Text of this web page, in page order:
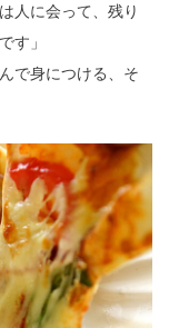
人に会って、残り
す」
で身につける、そ